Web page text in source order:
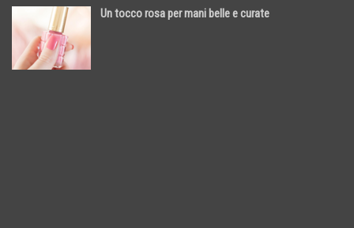
Un tocco rosa per mani belle e curate